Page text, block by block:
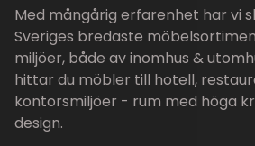
Med mångårig erfarenhet har vi
Sveriges bredaste
miljöer, både av inomhus &
hittar du möbler till hotell,
kontorsmiljöer - rum med höga
design.